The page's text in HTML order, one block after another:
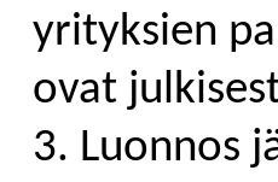
yrityksien
ovat
3. Luonnos